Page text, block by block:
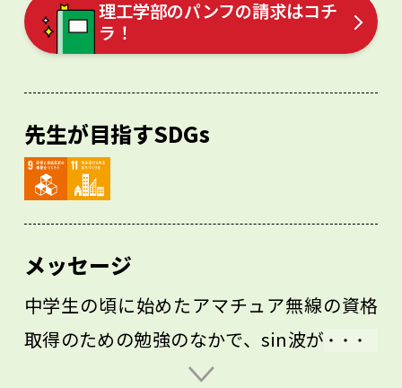
理工学部のパンフの請求はコチ
ラ！
先生が目指すSDGs
メッセージ
中学生の頃に始めたアマチュア無線の資格
取得のための勉強のなかで、sin波が出てき
ました。当時は「そういうものがあるんだ